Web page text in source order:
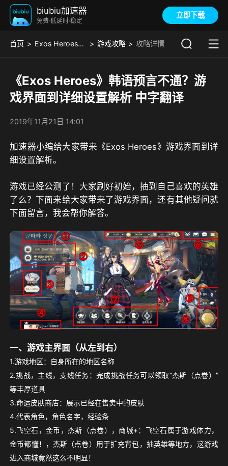
biubiu加速器
免费·低延时·稳定
立即下载
首页 Exos Heroes（韩服） 游戏攻略 攻略详情
《Exos Heroes》韩语预言不通？游
戏界面到详细设置解析 中字翻译
2019年11月21日 14:01
加速器小编给大家带来《Exos Heroes》游戏界面到详
细设置解析。
游戏已经公测了！大家刷好初始，抽到自己喜欢的英雄
了么？下面来给大家带来了游戏界面，还有其他疑问就
下面留言，我会帮你解答。
一、游戏主界面（从左到右）
1.游戏地区：自身所在的地区名称
2.挑战，主线，支线任务：完成挑战任务可以领取“杰斯（点卷）”
等丰厚道具
3.命运皮肤商店：展示已经在售卖中的皮肤
4.代表角色，角色名字，经验条
5.飞空石，金币，杰斯（点卷），商城+：飞空石属于游戏体力，
金币都懂！，杰斯（点卷）用于扩充背包，抽英雄等地方，这游戏
进入商城竟然这么不明显！